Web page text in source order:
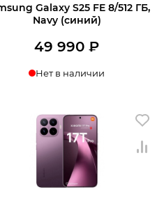
Galaxy S25 FE 8/512 ГБ,
Navy (синий)
49 990₽
Нет в наличии
Узнать о поступлении